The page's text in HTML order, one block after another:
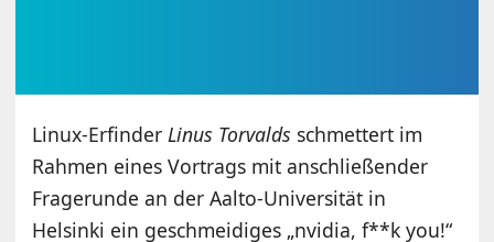
Linux-ErfinderLinus Torvalds schmettert im
Rahmen eines Vortrags mit anschließender
Fragerunde an der Aalto-Universität in
Helsinki ein geschmeidiges „nvidia, f**k you!“